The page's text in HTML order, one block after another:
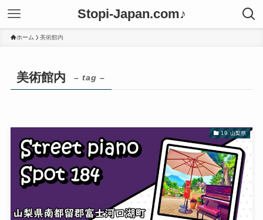
Stopi-Japan.com♪
ホーム 美術館内
美術館内 – tag –
19. 山梨県